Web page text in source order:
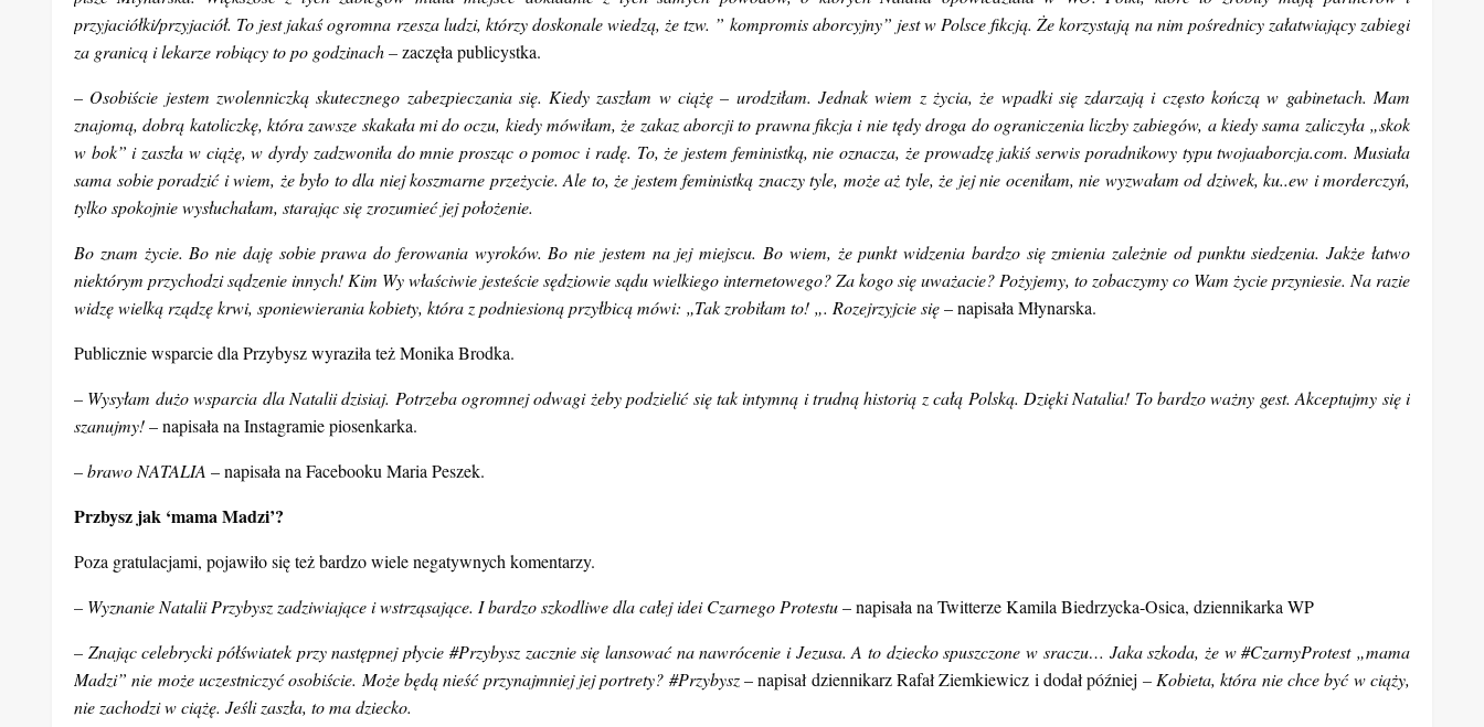
Kompromis aborcyjny to fikcja
W obronie Natalii stanęła między innymi Paulina Młynarska, która w poście na Facebooku zwróciła się do wszystkich osób krytykujących postawę Natalii Przybysz.
– Nie do śmiechu mi dziś. Rośnie fala hejtu spowodowana aborcyjnym coming outem Natalii Przybysz, czytam to i nie wierzę! Co czwarta, dorosła Polka usuwała ciążę choć raz w życiu –
pisze Młynarska. Większość z tych zabiegów miała miejsce dokładnie z tych samych powodów, o których Natalia opowiedziała w WO. Polki, które to zrobiły mają partnerów i
przyjaciółki/przyjaciół. To jest jakaś ogromna rzesza ludzi, którzy doskonale wiedzą, że tzw. ” kompromis aborcyjny” jest w Polsce fikcją. Że korzystają na nim pośrednicy załatwiający zabiegi
za granicą i lekarze robiący to po godzinach –zaczęła publicystka.
znajomą, dobrą katoliczkę, która zawsze skakała mi do oczu, kiedy mówiłam, że zakaz aborcji to prawna fikcja i nie tędy droga do ograniczenia liczby zabiegów, a kiedy sama zaliczyła „skok
w bok” i zaszła w ciążę, w dyrdy zadzwoniła do mnie prosząc o pomoc i radę. To, że jestem feministką, nie oznacza, że prowadzę jakiś serwis poradnikowy typu twojaaborcja.com. Musiała
sama sobie poradzić i wiem, że było to dla niej koszmarne przeżycie. Ale to, że jestem feministką znaczy tyle, może aż tyle, że jej nie oceniłam, nie wyzwałam od dziwek, ku..ew i morderczyń,
tylko spokojnie wysłuchałam, starając się zrozumieć jej położenie.
Bo znam życie. Bo nie daję sobie prawa do ferowania wyroków. Bo nie jestem na jej miejscu. Bo wiem, że punkt widzenia bardzo się zmienia zależnie od punktu siedzenia. Jakże łatwo
niektórym przychodzi sądzenie innych! Kim Wy właściwie jesteście sędziowie sądu wielkiego internetowego? Za kogo się uważacie? Pożyjemy, to zobaczymy co Wam życie przyniesie. Na razie
widzę wielką rządzę krwi, sponiewierania kobiety, która z podniesioną przyłbicą mówi: „Tak zrobiłam to! „. Rozejrzyjcie się
Publicznie wsparcie dla Przybysz wyraziła też Monika Brodka.
– Wysyłam dużo wsparcia dla Natalii dzisiaj. Potrzeba ogromnej odwagi żeby podzielić się tak intymną i trudną historią z całą Polską. Dzięki Natalia! To bardzo ważny gest. Akceptujmy się i
szanujmy!– napisała na Instagramie piosenkarka.
– brawo NATALIA– napisała na Facebooku Maria Peszek.
Przbysz jak ‘mama Madzi’?
Poza gratulacjami, pojawiło się też bardzo wiele negatywnych komentarzy.